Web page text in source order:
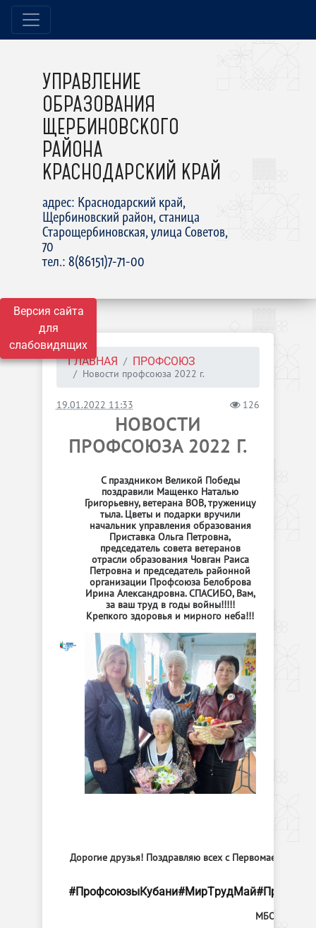
Версия сайта
для
слабовидящих
УПРАВЛЕНИЕ
ОБРАЗОВАНИЯ
ЩЕРБИНОВСКОГО
РАЙОНА
КРАСНОДАРСКИЙ КРАЙ
адрес: Краснодарский край,
Щербиновский район, станица
Старощербиновская, улица Советов,
70
тел.: 8(86151)7-71-00
ГЛАВНАЯ
ПРОФСОЮЗ
Новости профсоюза 2022 г.
19.01.2022 11:33 126
НОВОСТИ
ПРОФСОЮЗА 2022 Г.
С праздником Великой Победы
поздравили Мащенко Наталью
Григорьевну, ветерана ВОВ, труженицу
тыла. Цветы и подарки вручили
начальник управления образования
Приставка Ольга Петровна,
председатель совета ветеранов
отрасли образования Човган Раиса
Петровна и председатель районной
организации Профсоюза Белоброва
Ирина Александровна. СПАСИБО, Вам,
за ваш труд в годы войны!!!!!
Крепкого здоровья и мирного неба!!!
Дорогие друзья! Поздравляю всех с Первомаем!
#ПрофсоюзыКубани#МирТрудМай